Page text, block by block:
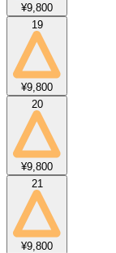
¥9,800
19
¥9,800
20
¥9,800
21
¥9,800